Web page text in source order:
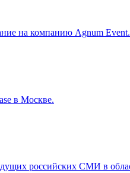
на компанию Agnum Event.
в Москве.
российских СМИ в